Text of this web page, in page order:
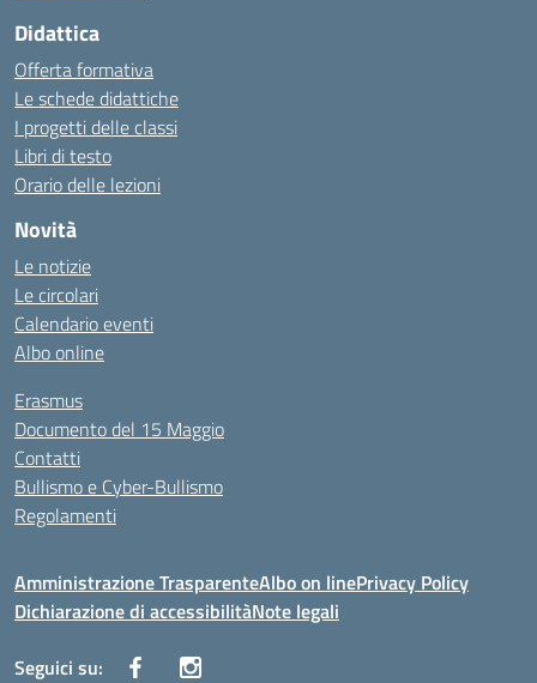
Didattica
Offerta formativa
Le schede didattiche
I progetti delle classi
Libri di testo
Orario delle lezioni
Novità
Le notizie
Le circolari
Calendario eventi
Albo online
Erasmus
Documento del 15 Maggio
Contatti
Bullismo e Cyber-Bullismo
Regolamenti
Amministrazione TrasparenteAlbo on linePrivacy Policy
Dichiarazione di accessibilitàNote legali
Seguici su: